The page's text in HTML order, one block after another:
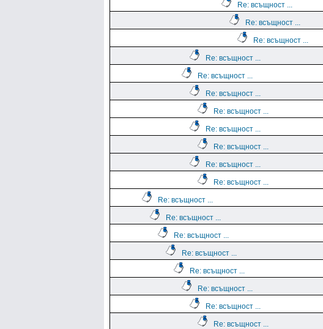
Re: всъщност ...
Re: всъщност ...
Re: всъщност ...
Re: всъщност ...
Re: всъщност ...
Re: всъщност ...
Re: всъщност ...
Re: всъщност ...
Re: всъщност ...
Re: всъщност ...
Re: всъщност ...
Re: всъщност ...
Re: всъщност ...
Re: всъщност ...
Re: всъщност ...
Re: всъщност ...
Re: всъщност ...
Re: всъщност ...
Re: всъщност ...